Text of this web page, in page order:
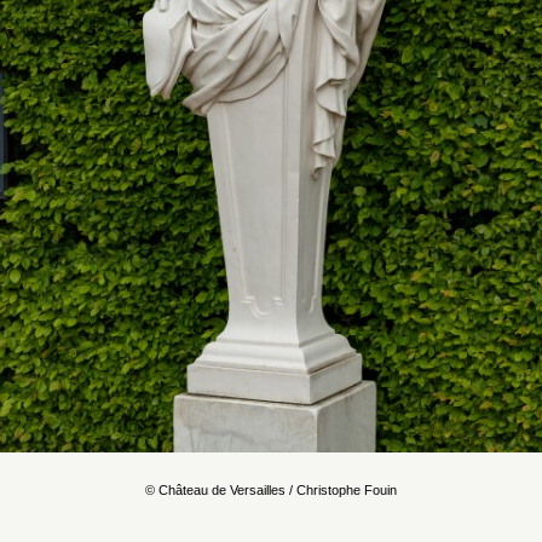
© Château de Versailles / Christophe Fouin